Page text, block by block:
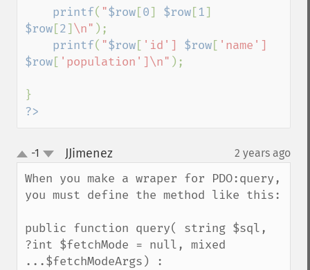
printf( "$row[0] $row[1]
$row[2] \n" );
printf( "$row[ 'id'] $row[
$row[ 'population']\n" );
?>
up
down
-1 JJimenez¶ 2 years ago
When you make a wraper for PDO:query,
you must define the method like this:
public function query( string $sql,
?int $fetchMode = null, mixed
...$fetchModeArgs) :